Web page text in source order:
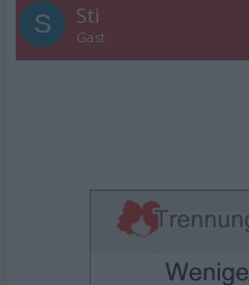
S Sti
Gast